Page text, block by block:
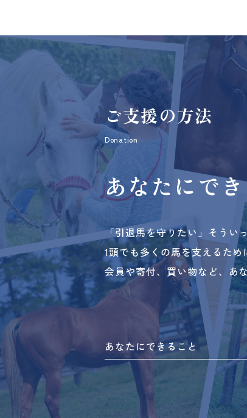
ご支援の方法
Donation
あなたにで
「引退馬を守りたい」そうい
1頭でも多くの馬を支えるた
会員や寄付、買い物など、あ
あなたにできること